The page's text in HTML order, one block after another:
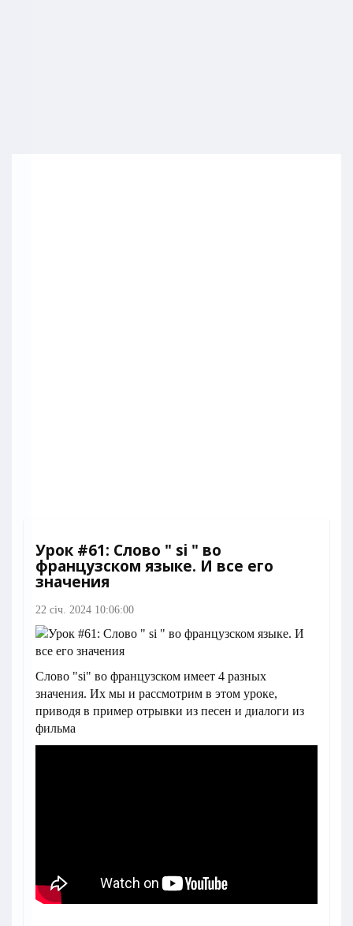
Урок #61: Слово " si " во
французском языке. И все его
значения
22 січ. 2024 10:06:00
Слово "si" во французском имеет 4 разных
значения. Их мы и рассмотрим в этом уроке,
приводя в пример отрывки из песен и диалоги из
фильма